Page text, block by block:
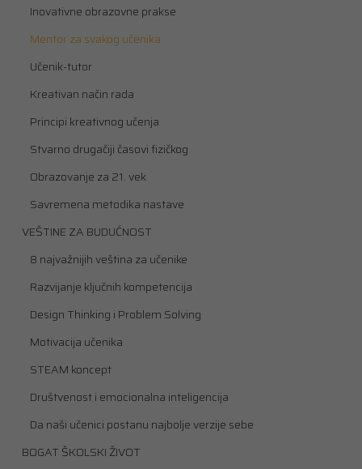
Inovativne obrazovne prakse
Mentor za svakog učenika
Učenik-tutor
Kreativan način rada
Principi kreativnog učenja
Stvarno drugačiji časovi fizičkog
Obrazovanje za 21. vek
Savremena metodika nastave
VEŠTINE ZA BUDUĆNOST
8 najvažnijih veština za učenike
Razvijanje ključnih kompetencija
Design Thinking i Problem Solving
Motivacija učenika
STEAM koncept
Društvenost i emocionalna inteligencija
Da naši učenici postanu najbolje verzije sebe
BOGAT ŠKOLSKI ŽIVOT